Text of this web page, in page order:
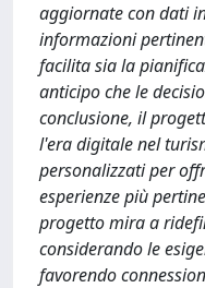
aggiornate con dati
informazioni
facilita sia la
anticipo che le
conclusione, il
l'era digitale nel
personalizzati per
esperienze più
progetto mira a
considerando le
favorendo